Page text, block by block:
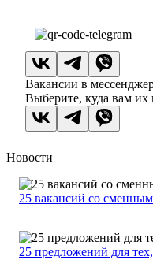
Вакансии в
Выберите, куда вам их
Новости
25 вакансий со
25 предложений для